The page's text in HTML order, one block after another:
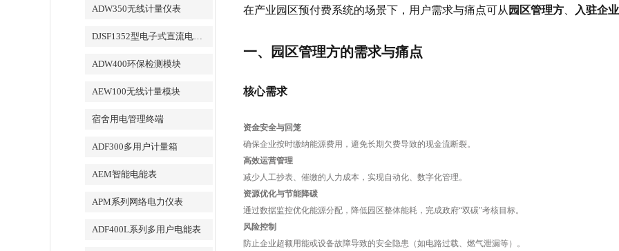
ADW350无线计量仪表
DJSF1352型电子式直流电能表
ADW400环保检测模块
AEW100无线计量模块
宿舍用电管理终端
ADF300多用户计量箱
AEM智能电能表
APM系列网络电力仪表
ADF400L系列多用户电能表
在产业园区预付费系统的场景下，用户需求与痛点可从 园区管理方 入驻企业
一、园区管理方的需求与痛点
核心需求
资金安全与回笼
确保企业按时缴纳能源费用，避免长期欠费导致的现金流断裂。
高效运营管理
减少人工抄表、催缴的人力成本，实现自动化、数字化管理。
资源优化与节能降碳
通过数据监控优化能源分配，降低园区整体能耗，完成政府“双碳"考核目标。
风险控制
防止企业超额用能或设备故障导致的安全隐患（如电路过载、燃气泄漏等）。